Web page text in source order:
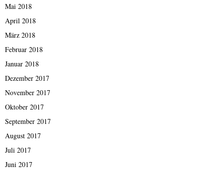
Mai 2018
April 2018
März 2018
Februar 2018
Januar 2018
Dezember 2017
November 2017
Oktober 2017
September 2017
August 2017
Juli 2017
Juni 2017